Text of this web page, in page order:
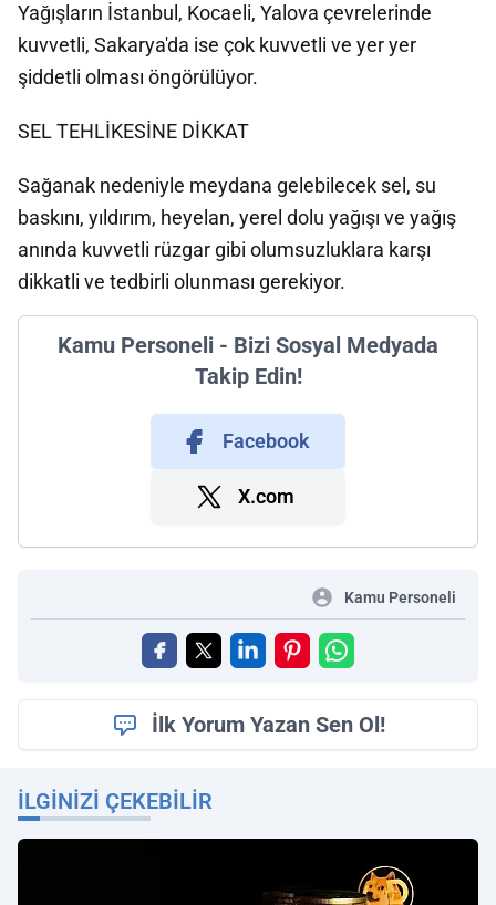
Yağışların İstanbul, Kocaeli, Yalova çevrelerinde
kuvvetli, Sakarya'da ise çok kuvvetli ve yer yer
şiddetli olması öngörülüyor.
SEL TEHLİKESİNE DİKKAT
Sağanak nedeniyle meydana gelebilecek sel, su
baskını, yıldırım, heyelan, yerel dolu yağışı ve yağış
anında kuvvetli rüzgar gibi olumsuzluklara karşı
dikkatli ve tedbirli olunması gerekiyor.
Kamu Personeli - Bizi Sosyal Medyada
Takip Edin!
Facebook
X.com
Kamu Personeli
İlk Yorum Yazan Sen Ol!
İLGINIZI ÇEKEBILIR